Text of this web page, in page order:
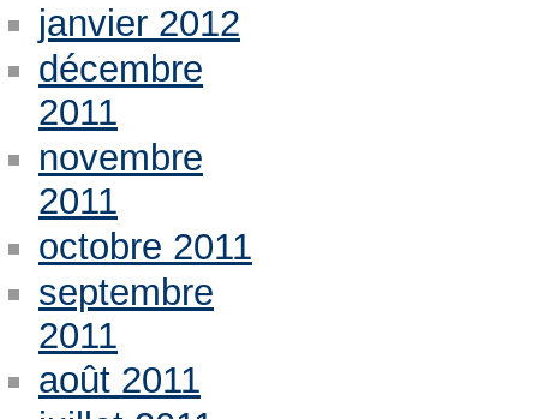
janvier 2012
décembre
2011
novembre
2011
octobre 2011
septembre
2011
août 2011